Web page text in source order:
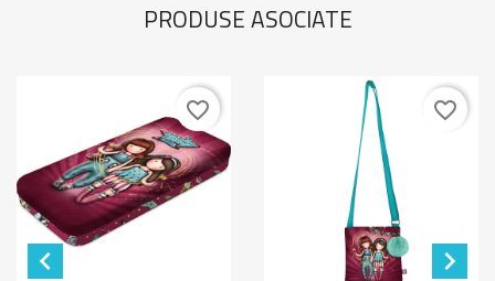
PRODUSE ASOCIATE

favorite_border favorite_border
